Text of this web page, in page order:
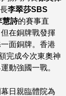
李翠莎SBS
慧詩的賽事直
在銅牌戰發揮
面銅牌。香港
完成今次東奧神
動強國一戰。
日親臨體院為